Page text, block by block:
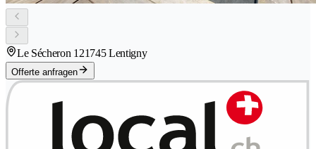
Le Sécheron 121745 Lentigny
Offerte anfragen